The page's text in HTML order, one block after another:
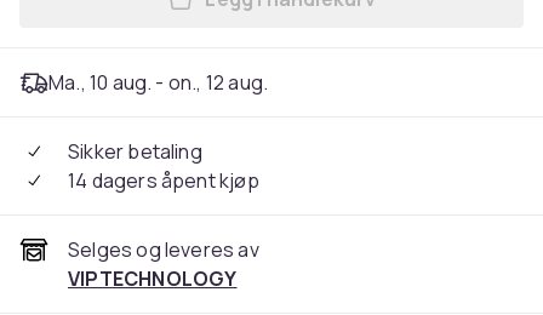
Legg FJERNKONTROLL
Ma., 10 aug. - on., 12 aug.
Sikker betaling
14 dagers åpent kjøp
Selges og leveres av
VIPTECHNOLOGY